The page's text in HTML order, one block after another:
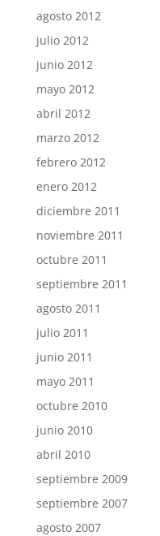
agosto 2012
julio 2012
junio 2012
mayo 2012
abril 2012
marzo 2012
febrero 2012
enero 2012
diciembre 2011
noviembre 2011
octubre 2011
septiembre 2011
agosto 2011
julio 2011
junio 2011
mayo 2011
octubre 2010
junio 2010
abril 2010
septiembre 2009
septiembre 2007
agosto 2007